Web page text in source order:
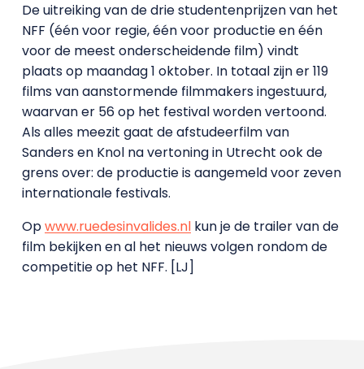
De uitreiking van de drie studentenprijzen van het
NFF (één voor regie, één voor productie en één
voor de meest onderscheidende film) vindt
plaats op maandag 1 oktober. In totaal zijn er 119
films van aanstormende filmmakers ingestuurd,
waarvan er 56 op het festival worden vertoond.
Als alles meezit gaat de afstudeerfilm van
Sanders en Knol na vertoning in Utrecht ook de
grens over: de productie is aangemeld voor zeven
internationale festivals.
Opwww.ruedesinvalides.nl kun je de trailer van de
film bekijken en al het nieuws volgen rondom de
competitie op het NFF. [LJ]